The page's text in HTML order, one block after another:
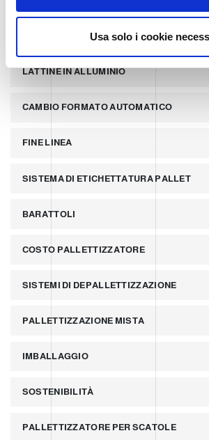
o
Usa solo i cookie
LINEA PER PRODUZIONE DI LATTINE
LATTINE IN ALLUMINIO
CAMBIO FORMATO AUTOMATICO
FINE LINEA
SISTEMA DI ETICHETTATURA PALLET
BARATTOLI
COSTO PALLETTIZZATORE
SISTEMI DI DEPALLETTIZZAZIONE
PALLETTIZZAZIONE MISTA
IMBALLAGGIO
SOSTENIBILITÀ
PALLETTIZZATORE PER SCATOLE